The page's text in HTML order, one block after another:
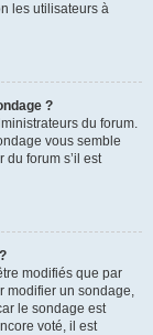
les utilisateurs à
?
du forum.
vous semble
forum s’il est
modifiés que par
modifier un sondage,
le sondage est
voté, il est